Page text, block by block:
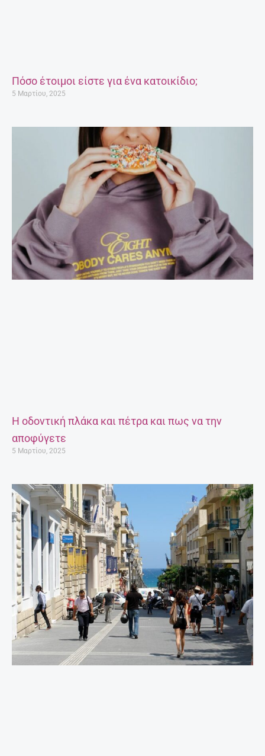
Πόσο έτοιμοι είστε για ένα κατοικίδιο;
5 Μαρτίου, 2025
Η οδοντική πλάκα και πέτρα και πως να την
αποφύγετε
5 Μαρτίου, 2025